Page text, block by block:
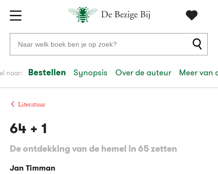
Gratis
verzending
vanaf
20
euro
Voor
23:59
volgendein
Veilig
Gratis
retourneren
Zoeken
naar
auteurs
en
uitgevers
naar: Bestellen Synopsis Over de auteur Meer van
Literatuur
64 + 1
De ontdekking van de hemel in 65 zetten
Jan Timman